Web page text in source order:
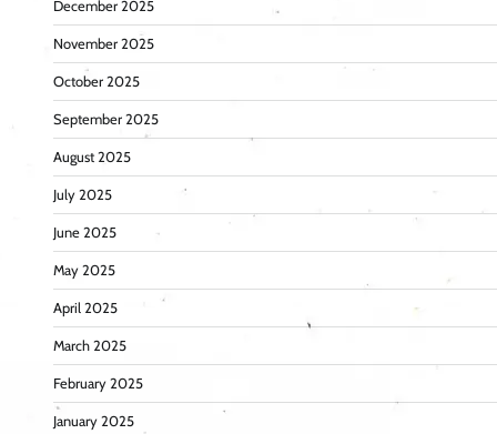
December 2025
November 2025
October 2025
September 2025
August 2025
July 2025
June 2025
May 2025
April 2025
March 2025
February 2025
January 2025